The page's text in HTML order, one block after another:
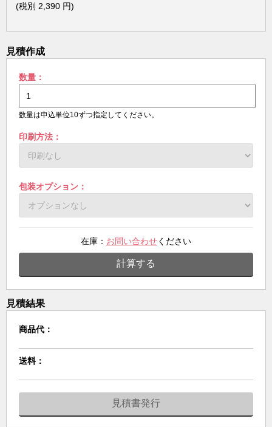
(税別 2,390 円)
見積作成
数量：
数量は申込単位10ずつ指定してください。
印刷方法：
包装オプション：
在庫： お問い合わせください
計算する
見積結果
商品代：
送料：
見積書発行